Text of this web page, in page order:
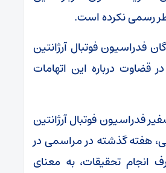
رسمی نکرده است.
فدراسیون فوتبال آرژانتین
قضاوت درباره این اتهامات
فدراسیون فوتبال آرژانتین
هفته گذشته در مراسمی در
انجام تحقیقات، به معنای